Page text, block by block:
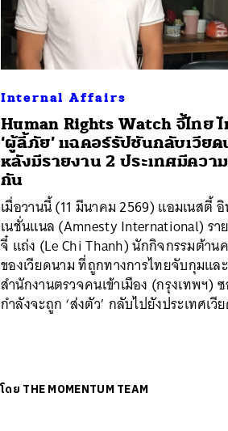
Internal Affairs
Human Rights Watch จี้ไทย
‘ผู้ลี้ภัย’ แฉคอร์รัปชันกลับเวียด
หลังมีรายงาน 2 ประเทศมีควา
กัน
เมื่อวานนี้ (11 มีนาคม 2569) แอมเนสตี้
เนชั่นแนล (Amnesty International) รา
จี๋ แถ่ง (Le Chi Thanh) นักกิจกรรมต้าน
ของเวียดนาม ที่ถูกทางการไทยจับกุมแล
สำนักงานตรวจคนเข้าเมือง (กรุงเทพฯ)
กำลังจะถูก ‘ส่งตัว’ กลับไปยังประเทศเวี
โดย THE MOMENTUM TEAM